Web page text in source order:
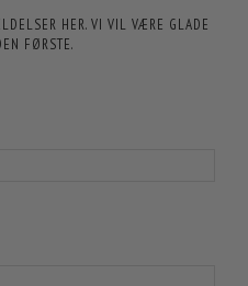
HER. VI VIL VÆRE GLADE
FØRSTE.